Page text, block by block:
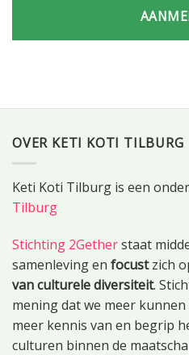
OVER KETI KOTI TILBURG
Keti Koti Tilburg is een
Tilburg
Stichting 2Getherstaat
samenleving en focustzich
van culturele diversiteit.
mening dat we meer
meer kennis van en begrip
culturen binnen de